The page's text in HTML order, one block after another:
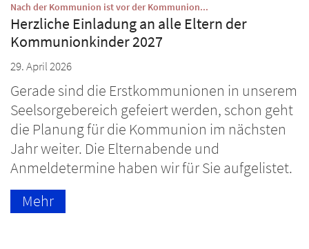
Nach der Kommunion ist vor der Kommunion...
Herzliche Einladung an alle Eltern der
Kommunionkinder 2027
29. April 2026
Gerade sind die Erstkommunionen in unserem
Seelsorgebereich gefeiert werden, schon geht
die Planung für die Kommunion im nächsten
Jahr weiter. Die Elternabende und
Anmeldetermine haben wir für Sie aufgelistet.
Mehr